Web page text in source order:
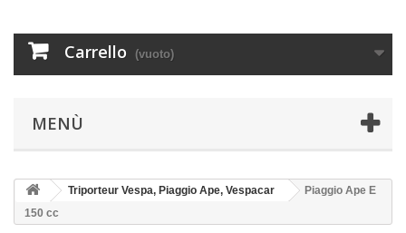
Carrello (vuoto)
MENÙ
Triporteur Vespa, Piaggio Ape, Vespacar
Piaggio Ape E
150 cc